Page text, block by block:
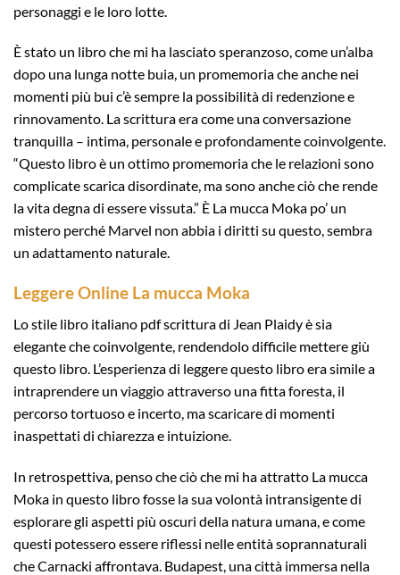
personaggi e le loro lotte.
È stato un libro che mi ha lasciato speranzoso, come un’alba
dopo una lunga notte buia, un promemoria che anche nei
momenti più bui c’è sempre la possibilità di redenzione e
rinnovamento. La scrittura era come una conversazione
tranquilla – intima, personale e profondamente coinvolgente.
“Questo libro è un ottimo promemoria che le relazioni sono
complicate scarica disordinate, ma sono anche ciò che rende
la vita degna di essere vissuta.” È La mucca Moka po’ un
mistero perché Marvel non abbia i diritti su questo, sembra
un adattamento naturale.
Leggere Online La mucca Moka
Lo stile libro italiano pdf scrittura di Jean Plaidy è sia
elegante che coinvolgente, rendendolo difficile mettere giù
questo libro. L’esperienza di leggere questo libro era simile a
intraprendere un viaggio attraverso una fitta foresta, il
percorso tortuoso e incerto, ma scaricare di momenti
inaspettati di chiarezza e intuizione.
In retrospettiva, penso che ciò che mi ha attratto La mucca
Moka in questo libro fosse la sua volontà intransigente di
esplorare gli aspetti più oscuri della natura umana, e come
questi potessero essere riflessi nelle entità soprannaturali
che Carnacki affrontava. Budapest, una città immersa nella